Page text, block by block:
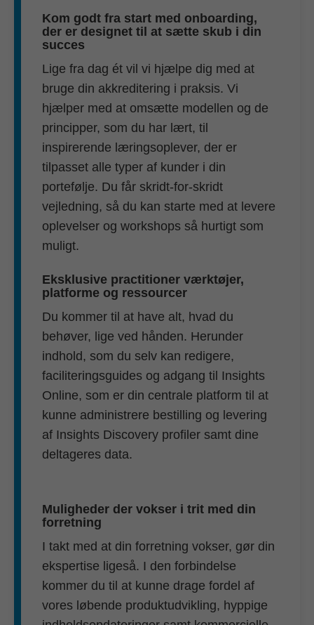
Kom godt fra start med onboarding,
der er designet til at sætte skub i din
succes
Lige fra dag ét vil vi hjælpe dig med at
bruge din akkreditering i praksis. Vi
hjælper med at omsætte modellen og de
principper, som du har lært, til
inspirerende læringsoplever, der er
tilpasset alle typer af kunder i din
portefølje. Du får skridt-for-skridt
vejledning, så du kan starte med at levere
oplevelser og workshops så hurtigt som
muligt.
Eksklusive practitioner værktøjer,
platforme og ressourcer
Du kommer til at have alt, hvad du
behøver, lige ved hånden. Herunder
indhold, som du selv kan redigere,
faciliteringsguides og adgang til Insights
Online, som er din centrale platform til at
kunne administrere bestilling og levering
af Insights Discovery profiler samt dine
deltageres data.
Muligheder der vokser i trit med din
forretning
I takt med at din forretning vokser, gør din
ekspertise ligeså. I den forbindelse
kommer du til at kunne drage fordel af
vores løbende produktudvikling, hyppige